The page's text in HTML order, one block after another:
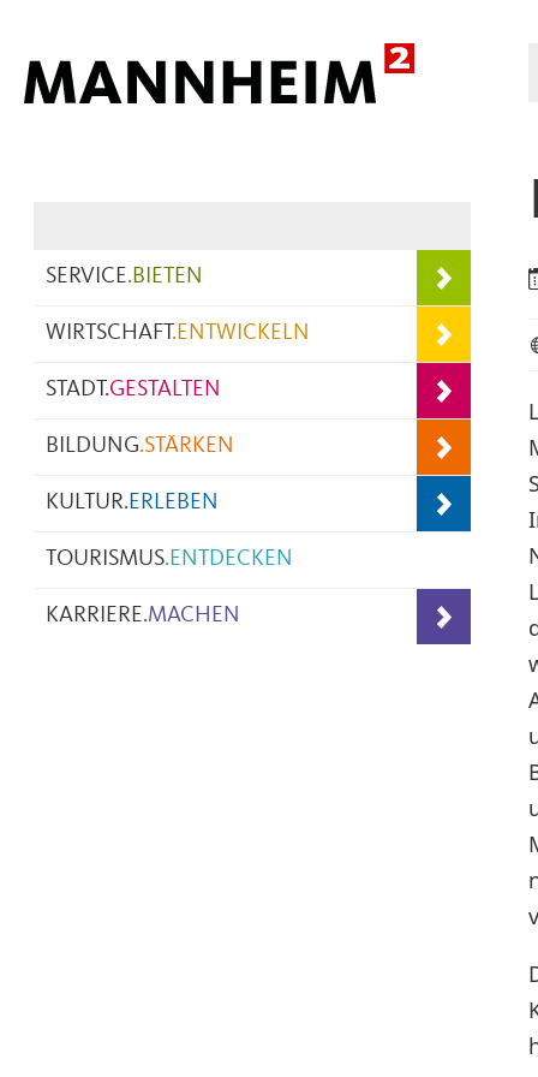
SERVICE.BIETEN
WIRTSCHAFT.ENTWICKELN
STADT.GESTALTEN
BILDUNG.STÄRKEN
KULTUR.ERLEBEN
TOURISMUS.ENTDECKEN
KARRIERE.MACHEN